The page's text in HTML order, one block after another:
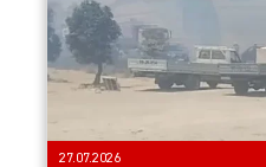
27.07.2026